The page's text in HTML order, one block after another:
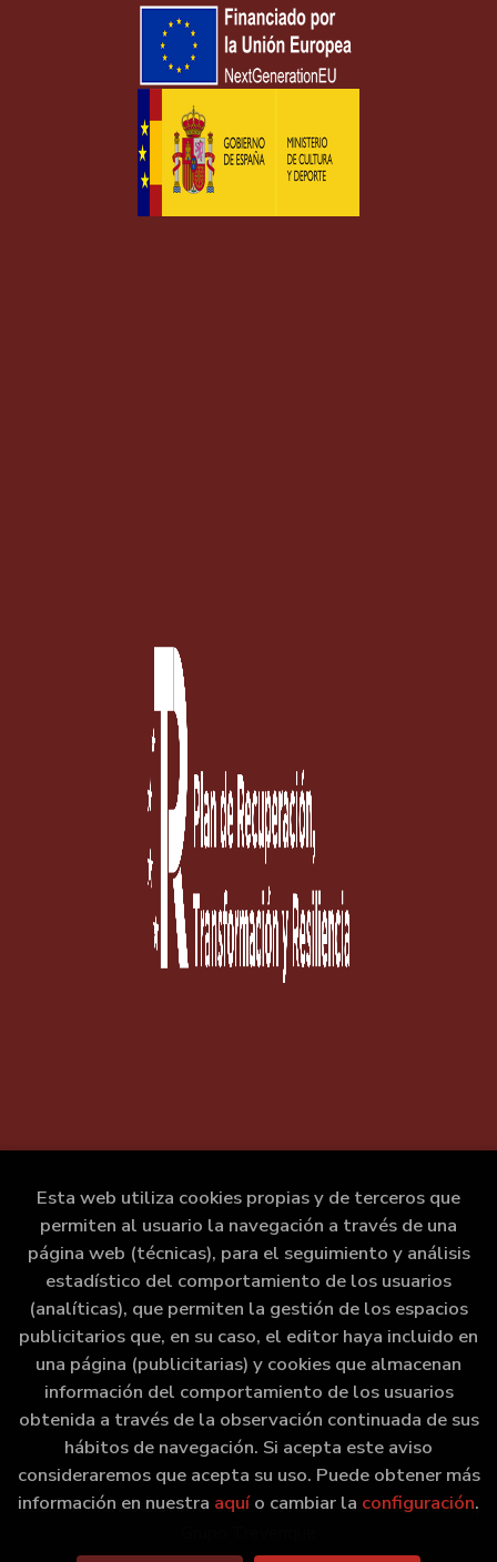
2026 ©Marxe Libraría. Todos los Derechos Reservados |
Esta web utiliza cookies propias y de terceros que
permiten al usuario la navegación a través de una
página web (técnicas), para el seguimiento y análisis
estadístico del comportamiento de los usuarios
(analíticas), que permiten la gestión de los espacios
publicitarios que, en su caso, el editor haya incluido en
una página (publicitarias) y cookies que almacenan
información del comportamiento de los usuarios
obtenida a través de la observación continuada de sus
hábitos de navegación. Si acepta este aviso
consideraremos que acepta su uso. Puede obtener más
información en nuestra aquío cambiar la configuración.